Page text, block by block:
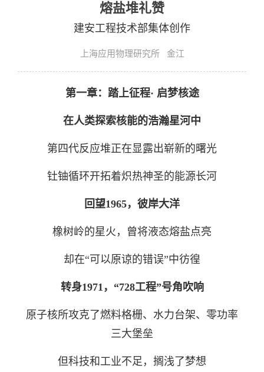
熔盐堆礼赞
建安工程技术部集体创作
上海应用物理研究所 金江
第一章：踏上征程· 启梦核途
在人类探索核能的浩瀚星河中
第四代反应堆正在显露出崭新的曙光
钍铀循环开拓着炽热神圣的能源长河
回望1965， 彼岸大洋
橡树岭的星火， 曾将液态熔盐点亮
却在“可以原谅的错误”中彷徨
转身1971 ， “728工程”号角吹响
原子核所攻克了燃料格栅、水力台架、零功率
三大堡垒
但科技和工业不足， 搁浅了梦想